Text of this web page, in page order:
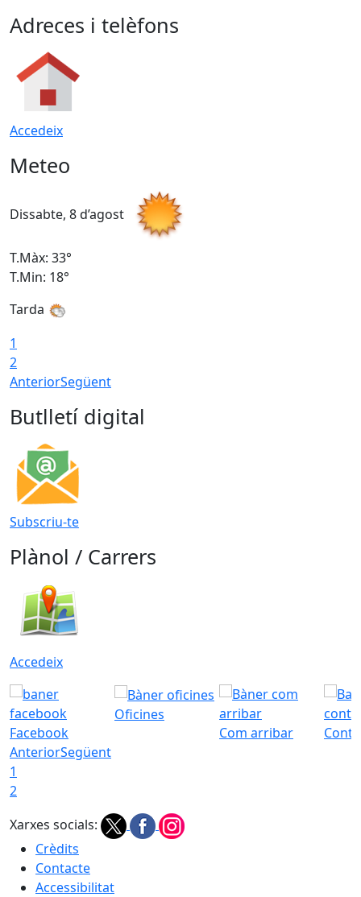
Adreces i telèfons
Accedeix
Meteo
Dissabte, 8 d’agost
T.Màx: 33°
T.Min: 18°
Tarda
1
2
AnteriorSegüent
Butlletí digital
Subscriu-te
Plànol / Carrers
Accedeix
Facebook
Oficines
Com arribar
AnteriorSegüent
1
2
Xarxes socials:
Crèdits
Contacte
Accessibilitat